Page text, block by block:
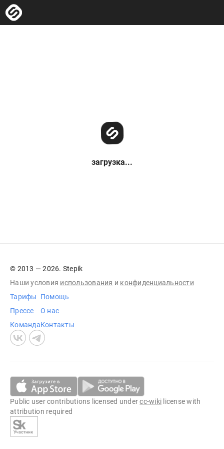
загрузка...
© 2013 — 2026. Stepik
Наши условия использования и конфиденциальности
Тарифы
Прессе
Команда
Помощь
О нас
Контакты
Public user contributions licensed undercc-wiki license with
attribution required